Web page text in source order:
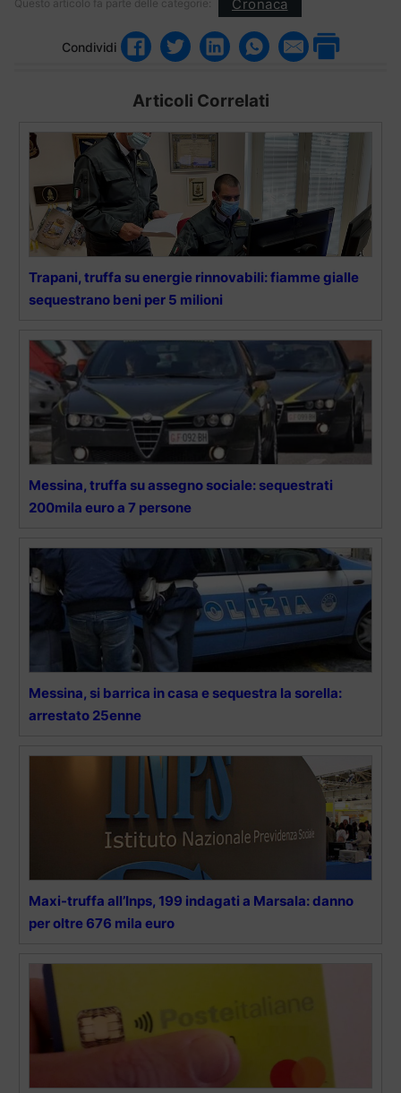
Questo articolo fa parte delle categorie: Cronaca
Condividi
Articoli Correlati
Trapani, truffa su energie rinnovabili: fiamme gialle
sequestrano beni per 5 milioni
Messina, truffa su assegno sociale: sequestrati
200mila euro a 7 persone
Messina, si barrica in casa e sequestra la sorella:
arrestato 25enne
Maxi-truffa all’Inps, 199 indagati a Marsala: danno
per oltre 676 mila euro